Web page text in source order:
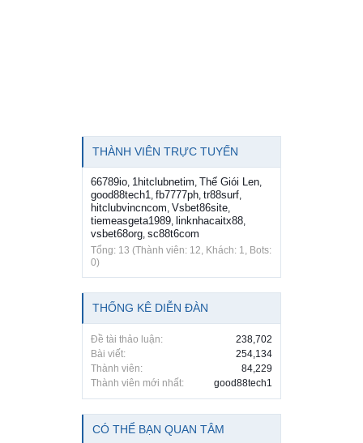
THÀNH VIÊN TRỰC TUYẾN
66789io, 1hitclubnetim, Thế Giói Len,
good88tech1, fb7777ph, tr88surf,
hitclubvincncom, Vsbet86site,
tiemeasgeta1989, linknhacaitx88,
vsbet68org, sc88t6com
Tổng: 13 (Thành viên: 12, Khách: 1, Bots:
0)
THỐNG KÊ DIỄN ĐÀN
Đề tài thảo luận:
238,702
Bài viết:
254,134
Thành viên:
84,229
Thành viên mới nhất:
good88tech1
CÓ THỂ BẠN QUAN TÂM